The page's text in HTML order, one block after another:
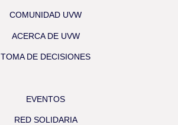
COMUNIDAD UVW
ACERCA DE UVW
TOMA DE DECISIONES
EVENTOS
RED SOLIDARIA